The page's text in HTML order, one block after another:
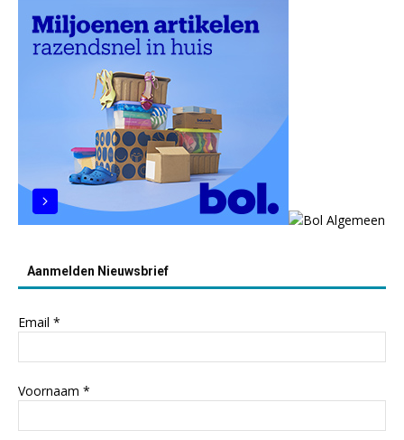
Aanmelden Nieuwsbrief
Email *
Voornaam *